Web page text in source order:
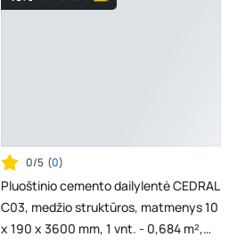
0/5 (0)
Pluoštinio cemento dailylentė CEDRAL
C03, medžio struktūros, matmenys 10
x 190 x 3600 mm, 1 vnt. - 0,684 m²,